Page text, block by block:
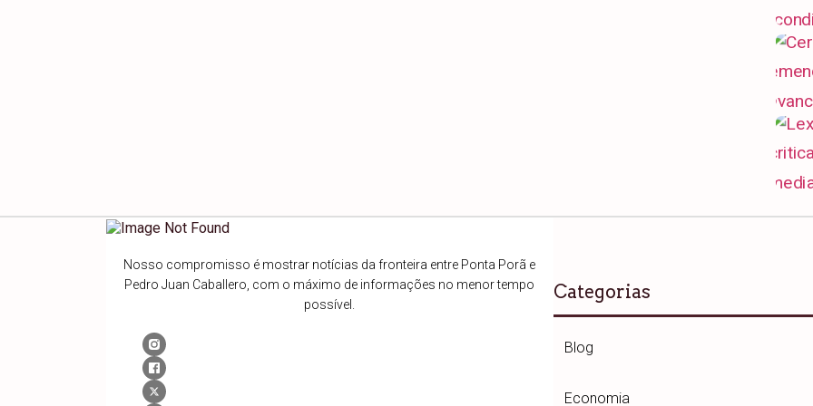
Nosso compromisso é mostrar notícias da fronteira entre Ponta Porã e
Pedro Juan Caballero, com o máximo de informações no menor tempo
possível.
Categorias
Blog
Economia